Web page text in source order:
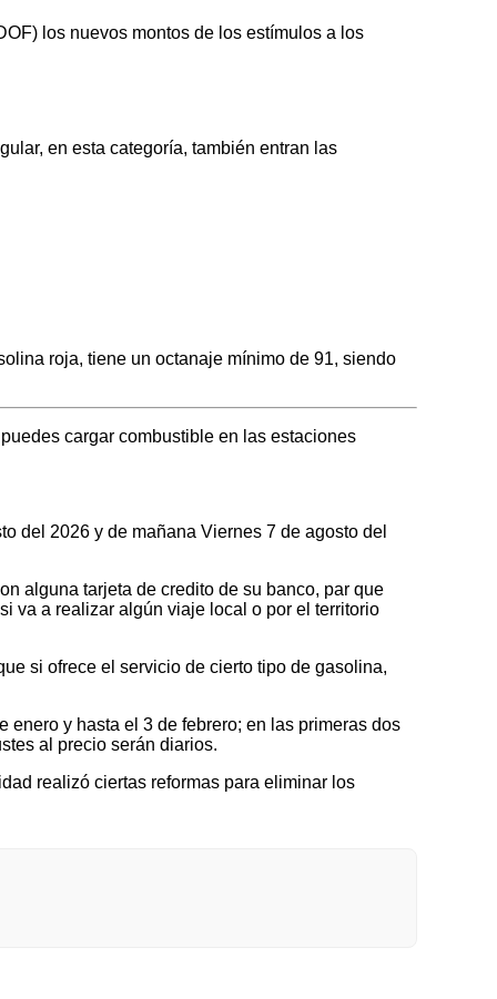
los nuevos montos de los estímulos a los
en esta categoría, también entran las
roja, tiene un octanaje mínimo de 91, siendo
cargar combustible en las estaciones
del 2026 y de mañana Viernes 7 de agosto del
alguna tarjeta de credito de su banco, par que
va a realizar algún viaje local o por el territorio
si ofrece el servicio de cierto tipo de gasolina,
y hasta el 3 de febrero; en las primeras dos
al precio serán diarios.
realizó ciertas reformas para eliminar los